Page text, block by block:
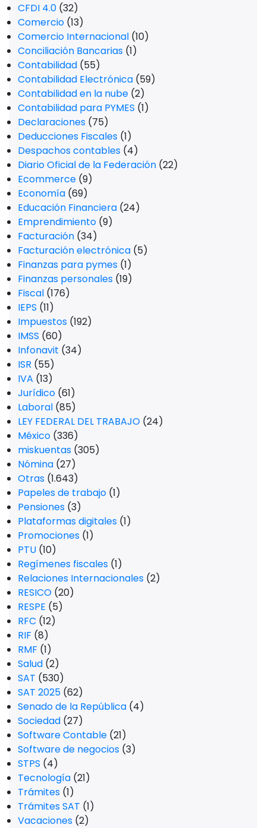
CFDI 4.0 (32)
Comercio (13)
Comercio Internacional (10)
Conciliación Bancarias (1)
Contabilidad (55)
Contabilidad Electrónica (59)
Contabilidad en la nube (2)
Contabilidad para PYMES (1)
Declaraciones (75)
Deducciones Fiscales (1)
Despachos contables (4)
Diario Oficial de la Federación (22)
Ecommerce (9)
Economía (69)
Educación Financiera (24)
Emprendimiento (9)
Facturación (34)
Facturación electrónica (5)
Finanzas para pymes (1)
Finanzas personales (19)
Fiscal (176)
IEPS (11)
Impuestos (192)
IMSS (60)
Infonavit (34)
ISR (55)
IVA (13)
Jurídico (61)
Laboral (85)
LEY FEDERAL DEL TRABAJO (24)
México (336)
miskuentas (305)
Nómina (27)
Otras (1.643)
Papeles de trabajo (1)
Pensiones (3)
Plataformas digitales (1)
Promociones (1)
PTU (10)
Regímenes fiscales (1)
Relaciones Internacionales (2)
RESICO (20)
RESPE (5)
RFC (12)
RIF (8)
RMF (1)
Salud (2)
SAT (530)
SAT 2025 (62)
Senado de la República (4)
Sociedad (27)
Software Contable (21)
Software de negocios (3)
STPS (4)
Tecnología (21)
Trámites (1)
Trámites SAT (1)
Vacaciones (2)